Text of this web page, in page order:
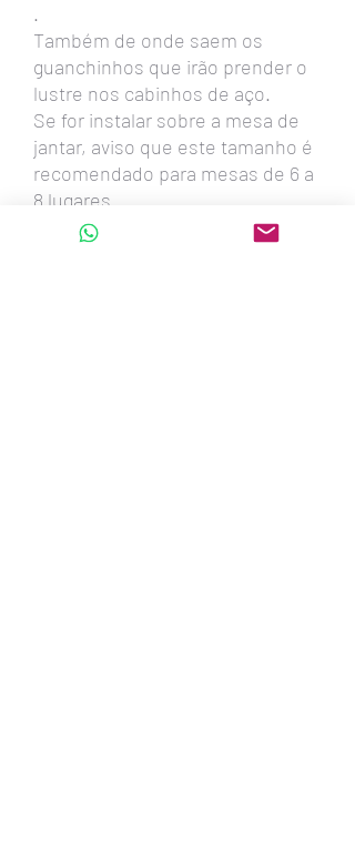
.
Também de onde saem os
guanchinhos que irão prender o
lustre nos cabinhos de aço.
Se for instalar sobre a mesa de
jantar, aviso que este tamanho é
recomendado para mesas de 6 a
8 lugares.
Fazemos este lustre em todas